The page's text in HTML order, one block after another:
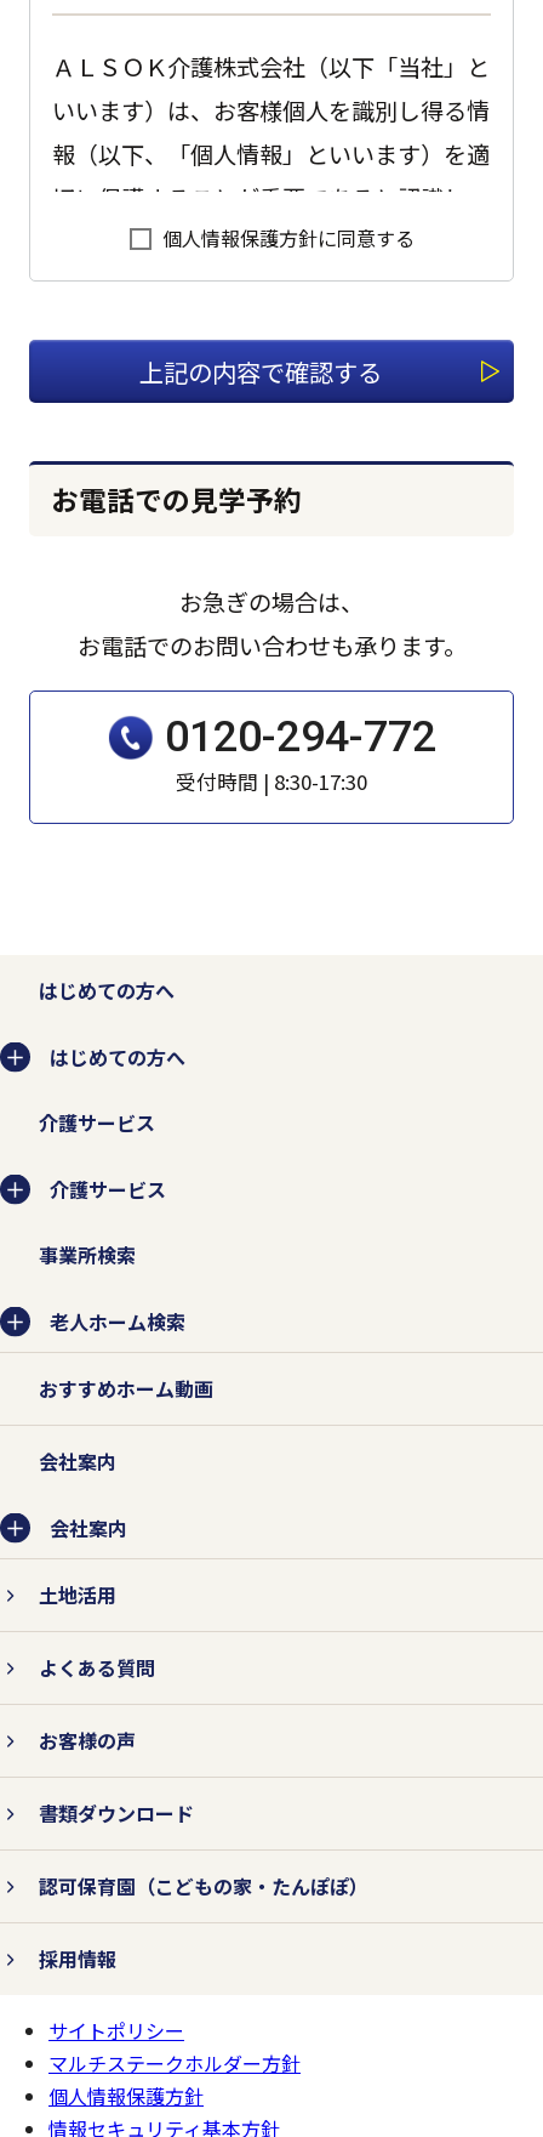
ＡＬＳＯＫ介護株式会社（以下「当社」と
いいます）は、お客様個人を識別し得る情
報（以下、「個人情報」といいます）を適
切に保護することが重要であると認識し、
以下のように会社として取り組んでおりま
す。
1.適切な個人情報の収集、利用、
提供、預託を行います。
個人情報を本人の意思に反して収集、利
用、提供、預託することは、権利の侵害に
す。そのため、個人情報の収集、利用、提
供、預託などの管理ルールを明文化し、個
人情報の適切な管理を行います。
お客様から個人情報を収集させていただく
場合は、収集目的、当社の問い合わせ窓口
事前承認なく第三者に開示・提供すること
はありません。また、お客様の個人情報を
どによって業務委託先に個人情報保護を義
務付けるとともに、業務委託先が適切に個
2.個人情報の紛失、破壊、改ざ
ん、および漏えいなどを防止する
対策を行います。
えいなどを防止するため、不正アクセス対
対策を行います。
3.法令およびその他の規範を遵守
します。
個人情報の取り扱いに関して、個人情報保
護法をはじめとする個人情報に関する法令
およびその他の規範を遵守します。
4.個人情報保護コンプライアン
ス・プログラムの継続的改善を行
います。
個人情報保護方針に同意する
お電話での見学予約
お急ぎの場合は、
お電話でのお問い合わせも承ります。
0120-294-772
受付時間 | 8:30-17:30
はじめての方へ
はじめての方へ
介護サービス
介護サービス
事業所検索
老人ホーム検索
おすすめホーム動画
会社案内
会社案内
土地活用
よくある質問
お客様の声
書類ダウンロード
認可保育園 （こどもの家・たんぽぽ）
採用情報
ページの
一番上へ
サイトポリシー
マルチステークホルダー方針
個人情報保護方針
情報セキュリティ基本方針